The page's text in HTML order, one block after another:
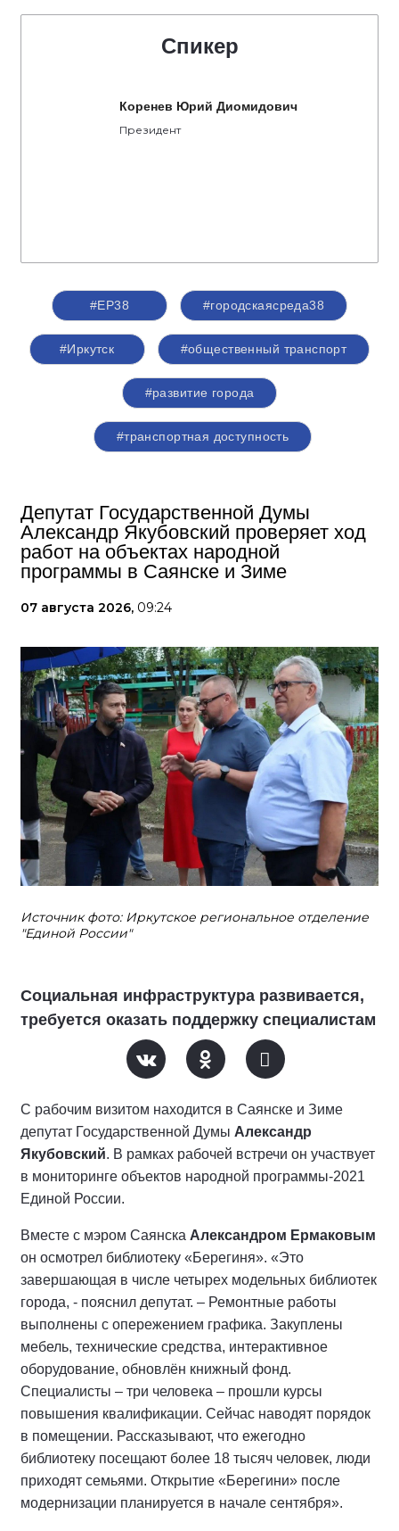
Спикер
Коренев Юрий Диомидович
Президент
#ЕР38 #городскаясреда38
#Иркутск #общественный транспорт
#развитие города
#транспортная доступность
Депутат Государственной Думы
Александр Якубовский проверяет ход
работ на объектах народной
программы в Саянске и Зиме
07 августа 2026, 09:24
Источник фото: Иркутское региональное отделение
"Единой России"
Социальная инфраструктура развивается,
требуется оказать поддержку специалистам
С рабочим визитом находится в Саянске и Зиме
депутат Государственной Думы Александр
Якубовский. В рамках рабочей встречи он участвует
в мониторинге объектов народной программы-2021
Единой России.
Вместе с мэром Саянска Александром Ермаковым
он осмотрел библиотеку «Берегиня». «Это
завершающая в числе четырех модельных библиотек
города, - пояснил депутат. – Ремонтные работы
выполнены с опережением графика. Закуплены
мебель, технические средства, интерактивное
оборудование, обновлён книжный фонд.
Специалисты – три человека – прошли курсы
повышения квалификации. Сейчас наводят порядок
в помещении. Рассказывают, что ежегодно
библиотеку посещают более 18 тысяч человек, люди
приходят семьями. Открытие «Берегини» после
модернизации планируется в начале сентября».